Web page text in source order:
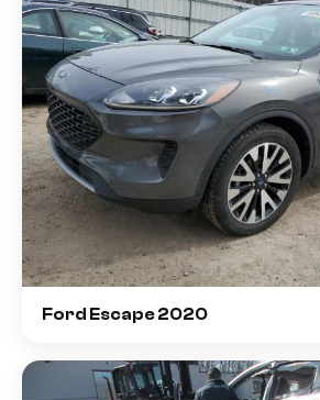
Ford Escape 2020